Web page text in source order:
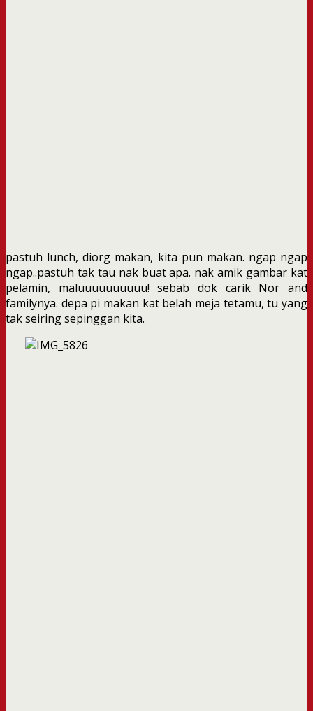
pastuh lunch, diorg makan, kita pun makan. ngap ngap
ngap..pastuh tak tau nak buat apa. nak amik gambar kat
pelamin, maluuuuuuuuuu! sebab dok carik Nor and
familynya. depa pi makan kat belah meja tetamu, tu yang
tak seiring sepinggan kita.